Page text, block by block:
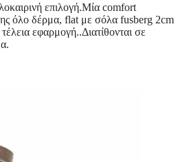
επιλογή.Μία comfort
όλο δέρμα, flat με σόλα fusberg 2cm
εφαρμογή..Διατίθονται σε